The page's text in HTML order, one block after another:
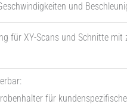
und
für XY-Scans und Schnitte
für